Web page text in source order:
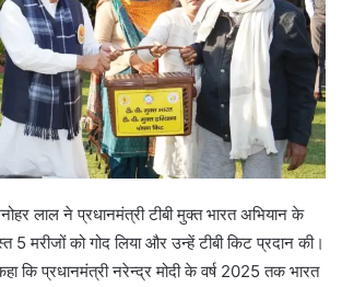
a
l
लाल ने प्रधानमंत्री टीबी मुक्त भारत अभियान के
5 मरीजों को गोद लिया और उन्हें टीबी किट प्रदान की।
कि प्रधानमंत्री नरेन्द्र मोदी के वर्ष 2025 तक भारत